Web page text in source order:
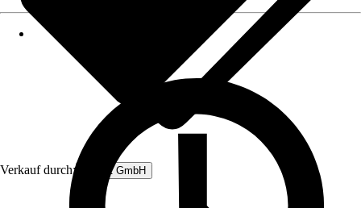
Verkauf durch: Rubart GmbH